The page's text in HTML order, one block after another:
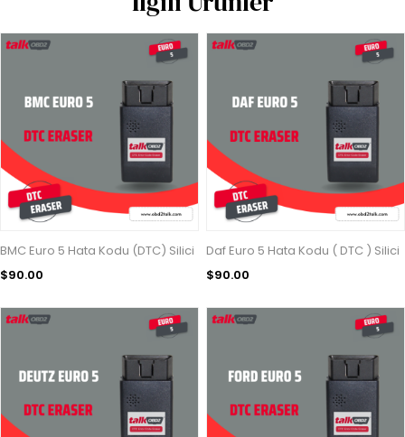
BMC Euro 5 Hata Kodu (DTC) Silici
$90.00
Daf Euro 5 Hata Kodu ( DTC ) Silici
$90.00